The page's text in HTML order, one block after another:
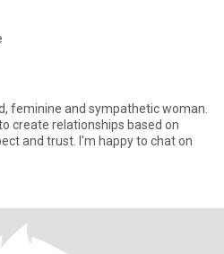
feminine and sympathetic woman.
create relationships based on
happy to chat on